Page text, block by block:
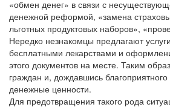
«обмен денег» в связи с
денежной реформой, «замена
льготных продуктовых наборов»,
Нередко незнакомцы предлагают
бесплатными лекарствами и
этого документов на месте. Таким
граждан и, дождавшись
денежные ценности.
Для предотвращения такого рода